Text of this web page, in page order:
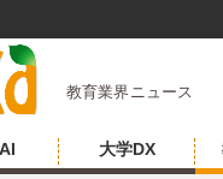
教育業界ニュース
大学DX